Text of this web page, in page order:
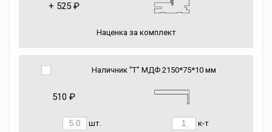
+ 525 ₽
Наценка за комплект
Наличник "Т" МДФ 2150*75*10 мм
510 ₽
шт. к-т